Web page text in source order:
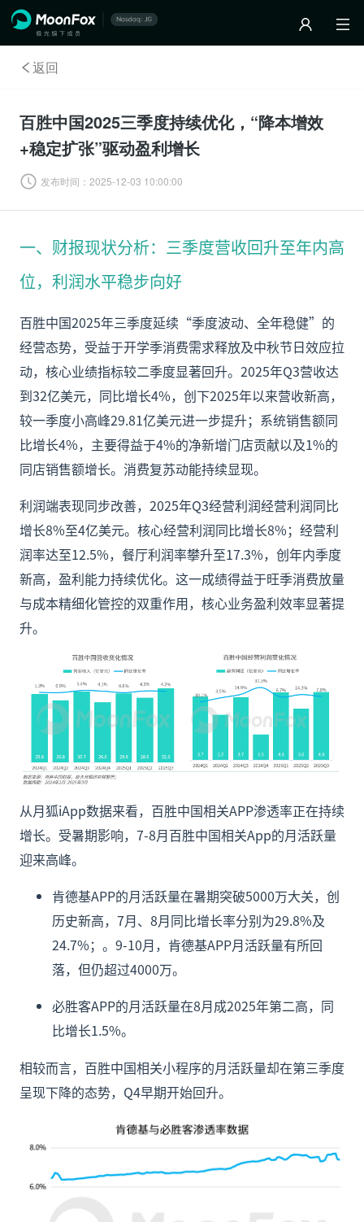
返回
百胜中国2025三季度持续优化，“降本增效
+稳定扩张”驱动盈利增长
发布时间： 2025-12-03 10:00:00
一、财报现状分析：三季度营收回升至年内高
位，利润水平稳步向好
百胜中国2025年三季度延续“季度波动、全年稳健”的
经营态势，受益于开学季消费需求释放及中秋节日效应拉
动，核心业绩指标较二季度显著回升。2025年Q3营收达
到32亿美元，同比增长4%，创下2025年以来营收新高，
较一季度小高峰29.81亿美元进一步提升；系统销售额同
比增长4%，主要得益于4%的净新增门店贡献以及1%的
同店销售额增长。消费复苏动能持续显现。
利润端表现同步改善，2025年Q3经营利润经营利润同比
增长8%至4亿美元。核心经营利润同比增长8%；经营利
润率达至12.5%，餐厅利润率攀升至17.3%，创年内季度
新高，盈利能力持续优化。这一成绩得益于旺季消费放量
与成本精细化管控的双重作用，核心业务盈利效率显著提
升。
从月狐iApp数据来看，百胜中国相关APP渗透率正在持续
增长。受暑期影响，7-8月百胜中国相关App的月活跃量
迎来高峰。
肯德基APP的月活跃量在暑期突破5000万大关，创
历史新高，7月、8月同比增长率分别为29.8%及
24.7%；。9-10月，肯德基APP月活跃量有所回
落，但仍超过4000万。
必胜客APP的月活跃量在8月成2025年第二高，同
比增长1.5%。
相较而言，百胜中国相关小程序的月活跃量却在第三季度
呈现下降的态势，Q4早期开始回升。